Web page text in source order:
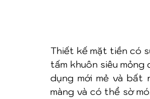
Thiết kế mặt tiền có
tấm khuôn siêu
dụng mới mẻ và bất
màng và có thể sờ